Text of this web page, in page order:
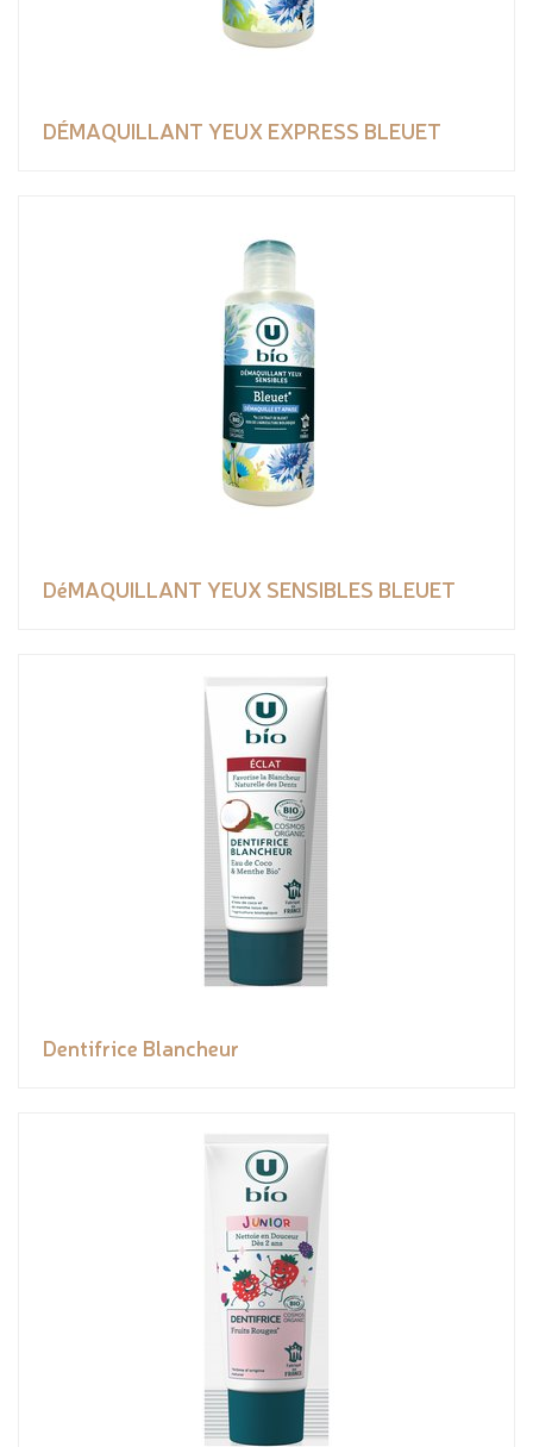
DÉMAQUILLANT YEUX EXPRESS BLEUET
DéMAQUILLANT YEUX SENSIBLES BLEUET
Dentifrice Blancheur